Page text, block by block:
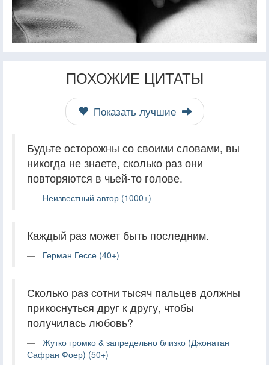
ПОХОЖИЕ ЦИТАТЫ
Показать лучшие
Будьте осторожны со своими словами, вы
никогда не знаете, сколько раз они
повторяются в чьей-то голове.
Неизвестный автор (1000+)
Каждый раз может быть последним.
Герман Гессе (40+)
Сколько раз сотни тысяч пальцев должны
прикоснуться друг к другу, чтобы
получилась любовь?
Жутко громко & запредельно близко (Джонатан
Сафран Фоер) (50+)